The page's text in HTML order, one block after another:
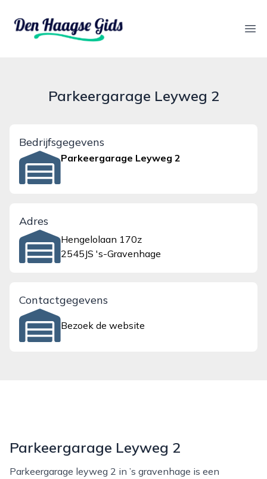
denhaagsegids.nl
Parkeergarage Leyweg 2
Bedrijfsgegevens
Parkeergarage Leyweg 2
Adres
Hengelolaan 170z
2545JS 's-Gravenhage
Contactgegevens
Bezoek de website
Parkeergarage Leyweg 2
Parkeergarage leyweg 2 in ’s gravenhage is een